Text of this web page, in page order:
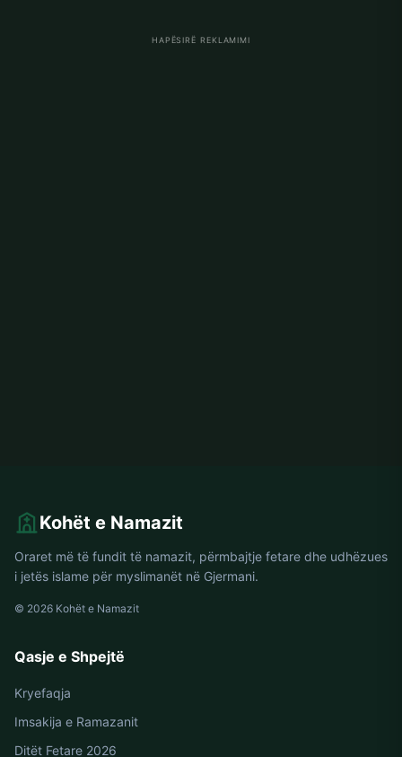
HAPËSIRË REKLAMIMI
Kohët e Namazit
Oraret më të fundit të namazit, përmbajtje fetare dhe udhëzues
i jetës islame për myslimanët në Gjermani.
© 2026 Kohët e Namazit
Qasje e Shpejtë
Kryefaqja
Imsakija e Ramazanit
Ditët Fetare 2026